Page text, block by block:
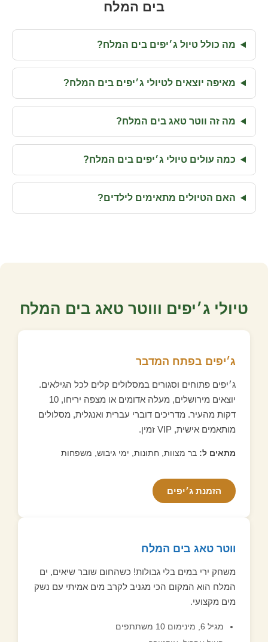
בים המלח
מה כולל טיול ג׳יפים בים המלח?
מאיפה יוצאים לטיולי ג׳יפים בים המלח?
מה זה ווטר טאג בים המלח?
כמה עולים טיולי ג׳יפים בים המלח?
האם הטיולים מתאימים לילדים?
טיולי ג׳יפים וווטר טאג בים המלח
ג׳יפים בפתח המדבר
ג׳יפים פתוחים וסגורים במסלולים קלים לכל הגילאים.
יוצאים מירושלים, מעלה אדומים או מצפה יריחו, 10
דקות מהעיר. מדריכים דוברי עברית ואנגלית, מסלולים
מותאמים אישית, VIP זמין.
מתאים ל: בר מצוות, חתונות, ימי גיבוש, משפחות
הזמנת ג׳יפים
ווטר טאג בים המלח
משחק ירי במים בלי גבולות! כשהחום שובר שיאים, ים
המלח הוא המקום הכי מגניב לקרב מים אמיתי עם נשק
מים מקצועי.
מגיל 6, מינימום 10 משתתפים